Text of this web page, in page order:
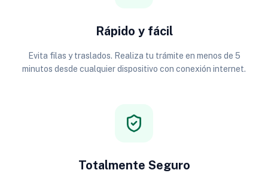
Rápido y fácil
Evita filas y traslados. Realiza tu trámite en menos de 5
minutos desde cualquier dispositivo con conexión internet.
Totalmente Seguro